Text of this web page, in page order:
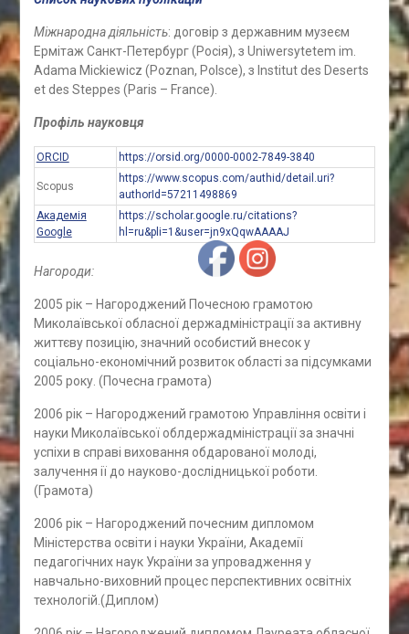
Міжнародна діяльність: договір з державним музеєм
Ермітаж Санкт-Петербург (Росія), з Uniwersytetem im.
Adama Mickiewicz (Poznan, Polsce), з Institut des Deserts
et des Steppes (Paris – France).
Профіль науковця
ORCID https://orsid.org/0000-0002-7849-3840
Scopus
https://www.scopus.com/authid/detail.uri?
authorId=57211498869
Академія
Google
https://scholar.google.ru/citations?
hl=ru&pli=1&user=jn9xQqwAAAAJ
Нагороди:
2005 рік – Нагороджений Почесною грамотою
Миколаївської обласної держадміністрації за активну
життєву позицію, значний особистий внесок у
соціально-економічний розвиток області за підсумками
2005 року. (Почесна грамота)
2006 рік – Нагороджений грамотою Управління освіти і
науки Миколаївської облдержадміністрації за значні
успіхи в справі виховання обдарованої молоді,
залучення ії до науково-дослідницької роботи.
(Грамота)
2006 рік – Нагороджений почесним дипломом
Міністерства освіти і науки України, Академії
педагогічних наук України за упровадження у
навчально-виховний процес перспективних освітніх
технологій.(Диплом)